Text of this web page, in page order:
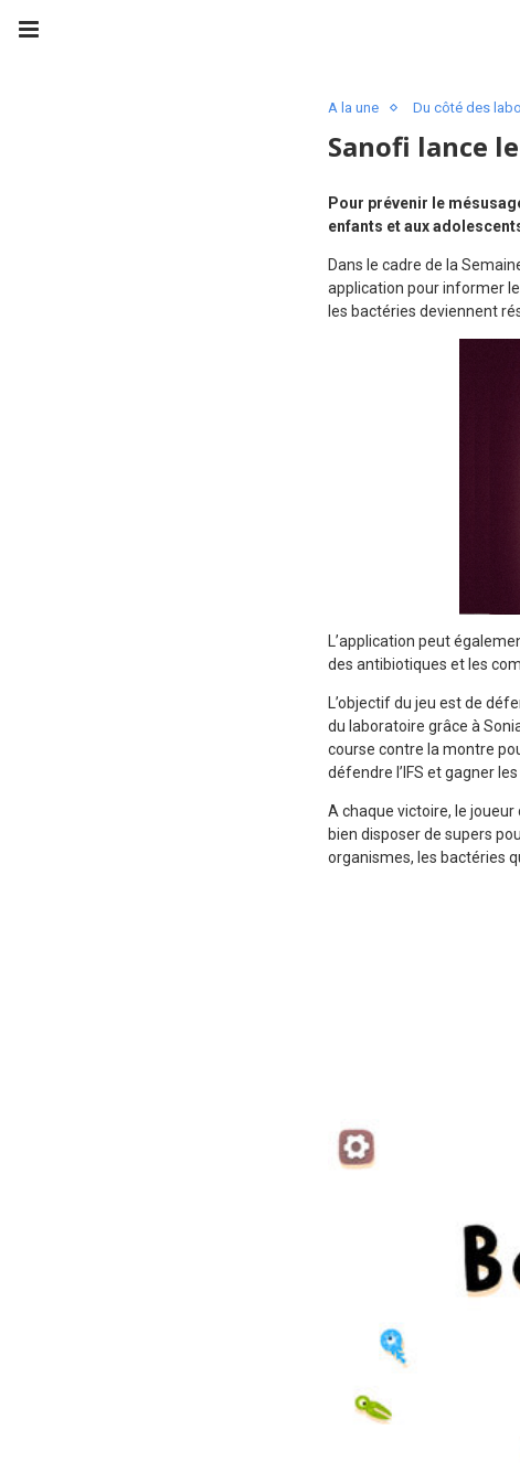
A la une Du côté des
Sanofi lance
Pour prévenir le
enfants et aux
Dans le cadre de la
application pour informer
les bactéries deviennent
L’application peut
des antibiotiques et les
L’objectif du jeu est de
du laboratoire grâce à
course contre la montre
défendre l’IFS et gagner
A chaque victoire, le
bien disposer de supers
organismes, les bactéries